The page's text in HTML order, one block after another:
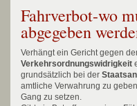
Fahrverbot-wo
abgegeben
Verhängt ein Gericht gegen
Verkehrsordnungswidrigkeit
grundsätzlich bei der
amtliche Verwahrung zu
Gang zu setzen.